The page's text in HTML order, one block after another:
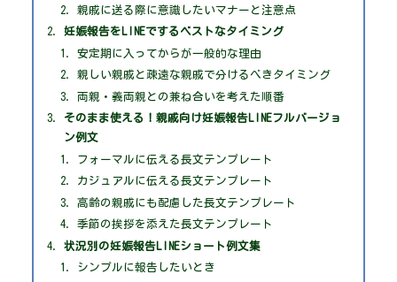
親戚に送る際に意識したいマナーと注意点
妊娠報告をLINEでするベストなタイミング
安定期に入ってからが一般的な理由
親しい親戚と疎遠な親戚で分けるべきタイミング
両親・義両親との兼ね合いを考えた順番
そのまま使える！親戚向け妊娠報告LINEフルバージョ
ン例文
フォーマルに伝える長文テンプレート
カジュアルに伝える長文テンプレート
高齢の親戚にも配慮した長文テンプレート
季節の挨拶を添えた長文テンプレート
状況別の妊娠報告LINEショート例文集
シンプルに報告したいとき